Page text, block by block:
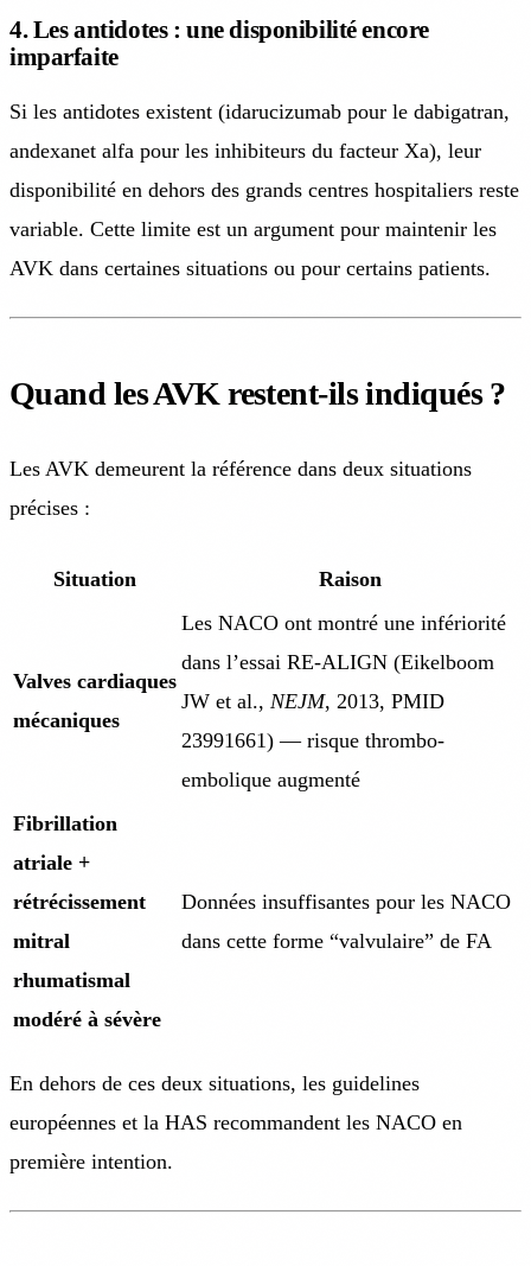
4. Les antidotes : une disponibilité encore
imparfaite
Si les antidotes existent (idarucizumab pour le dabigatran,
andexanet alfa pour les inhibiteurs du facteur Xa), leur
disponibilité en dehors des grands centres hospitaliers reste
variable. Cette limite est un argument pour maintenir les
AVK dans certaines situations ou pour certains patients.
Quand les AVK restent-ils indiqués ?
Les AVK demeurent la référence dans deux situations
précises :
Situation Raison
Valves cardiaques
mécaniques
Les NACO ont montré une infériorité
dans l’essai RE-ALIGN (Eikelboom
JW et al., NEJM, 2013, PMID
23991661) — risque thrombo-
embolique augmenté
Fibrillation
atriale +
rétrécissement
mitral
rhumatismal
modéré à sévère
Données insuffisantes pour les NACO
dans cette forme “valvulaire” de FA
En dehors de ces deux situations, les guidelines
européennes et la HAS recommandent les NACO en
première intention.